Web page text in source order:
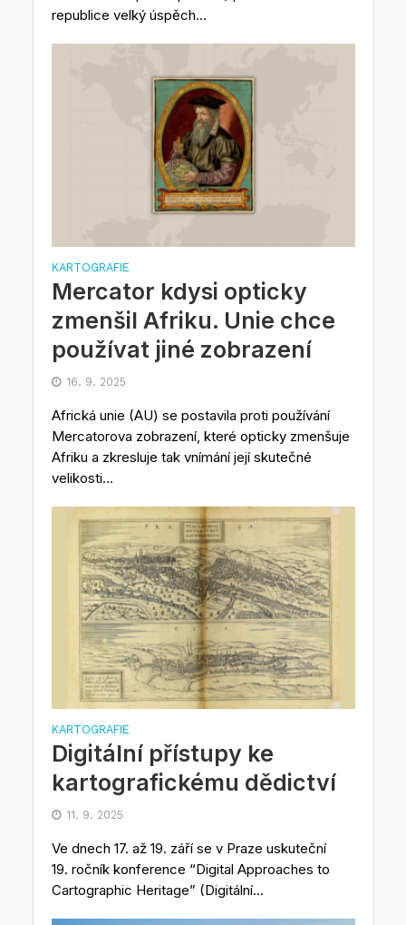
republice velký úspěch...
KARTOGRAFIE
Mercator kdysi opticky
zmenšil Afriku. Unie chce
používat jiné zobrazení
16. 9. 2025
Africká unie (AU) se postavila proti používání
Mercatorova zobrazení, které opticky zmenšuje
Afriku a zkresluje tak vnímání její skutečné
velikosti...
KARTOGRAFIE
Digitální přístupy ke
kartografickému dědictví
11. 9. 2025
Ve dnech 17. až 19. září se v Praze uskuteční
19. ročník konference “Digital Approaches to
Cartographic Heritage” (Digitální...